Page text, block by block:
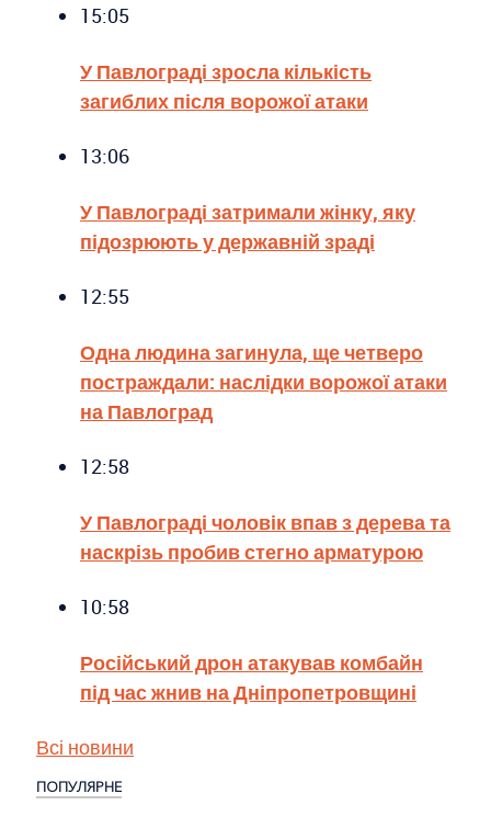
15:05
У Павлограді зросла кількість
загиблих після ворожої атаки
13:06
У Павлограді затримали жінку, яку
підозрюють у державній зраді
12:55
Одна людина загинула, ще четверо
постраждали: наслідки ворожої атаки
на Павлоград
12:58
У Павлограді чоловік впав з дерева та
наскрізь пробив стегно арматурою
10:58
Російський дрон атакував комбайн
під час жнив на Дніпропетровщині
Всі новини
ПОПУЛЯРНЕ